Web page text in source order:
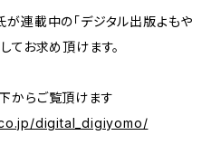
が連載中の「デジタル出版よもや
てお求め頂けます。
からご覧頂けます
digital_digiyomo/